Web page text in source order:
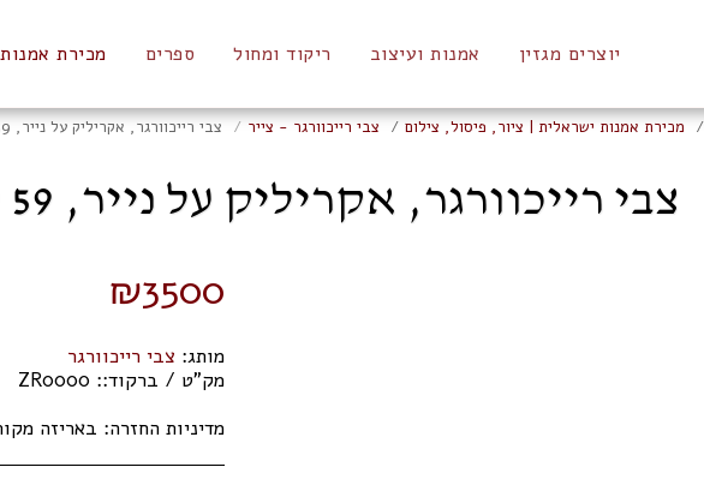
יוצרים מגזין אמנות ועיצוב ריקוד ומחול ספרים מכירת
מכירת אמנות ישראלית | ציור, פיסול, צילום צבי רייכוורגר - צייר צבי רייכוורגר, אקריליק על נייר, 59 על 42 ס"מ
צבי רייכוורגר, אקריליק על נייר, 59 על 42 ס"מ
₪3500
מותג: צבי רייכוורגר
מק"ט / ברקוד:: ZR0000
מדיניות החזרה: באריזה מקורית תוך